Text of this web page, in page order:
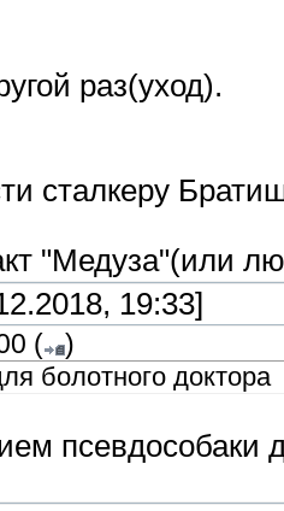
раз(уход).
сталкеру
"Медуза"(или
19:33]
(
)
болотного доктора
псевдособаки